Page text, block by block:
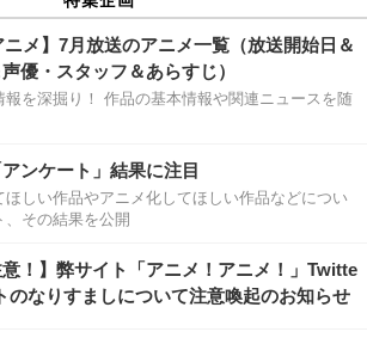
ニメ】7月放送のアニメ一覧（放送開始日＆
優・スタッフ＆あらすじ）
報を深掘り！ 作品の基本情報や関連ニュースを随
ンケート」結果に注目
ほしい作品やアニメ化してほしい作品などについ
、その結果を公開
意！】弊サイト「アニメ！アニメ！」Twitte
のなりすましについて注意喚起のお知らせ